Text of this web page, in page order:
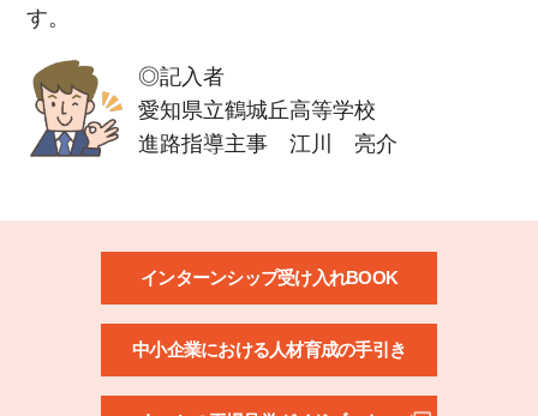
す。
◎記入者
愛知県立鶴城丘高等学校
進路指導主事 江川 亮介
インターンシップ受け入れBOOK
中小企業における人材育成の手引き